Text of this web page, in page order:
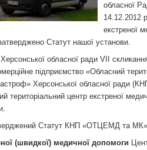
обласної
14.12.2012
екстреної
Статут нашої установи.
Херсонської обласної ради VII
підприємство «Обласний
Херсонської обласної
територіальний центр екстреної
Статут КНП «ОТЦЕМД та
(швидкої) медичної допомоги